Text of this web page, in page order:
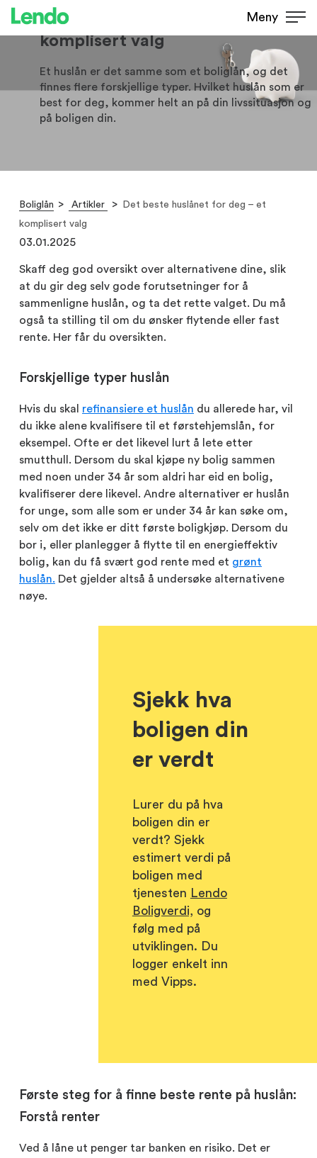
Meny
Det beste huslånet for deg – et
komplisert valg
Et huslån er det samme som et boliglån, og det
finnes flere forskjellige typer. Hvilket huslån som er
best for deg, kommer helt an på din livssituasjon og
på boligen din.
Boliglån Artikler
Det beste huslånet for deg – et
komplisert valg
03.01.2025
Skaff deg god oversikt over alternativene dine, slik
at du gir deg selv gode forutsetninger for å
sammenligne huslån, og ta det rette valget. Du må
også ta stilling til om du ønsker flytende eller fast
rente. Her får du oversikten.
Forskjellige typer huslån
Hvis du skal refinansiere et huslån du allerede har, vil
du ikke alene kvalifisere til et førstehjemslån, for
eksempel. Ofte er det likevel lurt å lete etter
smutthull. Dersom du skal kjøpe ny bolig sammen
med noen under 34 år som aldri har eid en bolig,
kvalifiserer dere likevel. Andre alternativer er huslån
for unge, som alle som er under 34 år kan søke om,
selv om det ikke er ditt første boligkjøp. Dersom du
bor i, eller planlegger å flytte til en energieffektiv
bolig, kan du få svært god rente med et grønt
huslån. Det gjelder altså å undersøke alternativene
nøye.
Sjekk hva
boligen din
er verdt
Lurer du på hva
boligen din er
verdt? Sjekk
estimert verdi på
boligen med
tjenesten Lendo
Boligverdi, og
følg med på
utviklingen. Du
logger enkelt inn
med Vipps.
Første steg for å finne beste rente på huslån:
Forstå renter
Ved å låne ut penger tar banken en risiko. Det er